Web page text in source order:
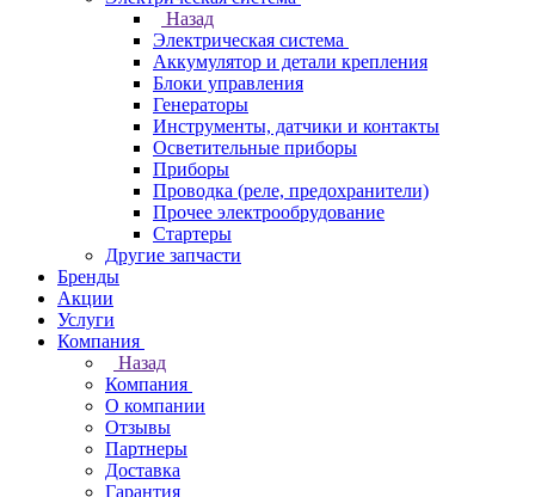
Назад
Электрическая система
Аккумулятор и детали крепления
Блоки управления
Генераторы
Инструменты, датчики и контакты
Осветительные приборы
Приборы
Проводка (реле, предохранители)
Прочее электрообрудование
Стартеры
Другие запчасти
Бренды
Акции
Услуги
Компания
Назад
Компания
О компании
Отзывы
Партнеры
Доставка
Гарантия